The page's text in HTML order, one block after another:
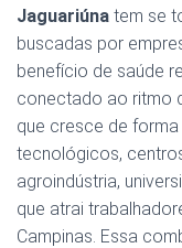
Jaguariúna tem se
buscadas por
benefício de saúde
conectado ao ritmo
que cresce de
tecnológicos,
agroindústria,
que atrai
Campinas. Essa